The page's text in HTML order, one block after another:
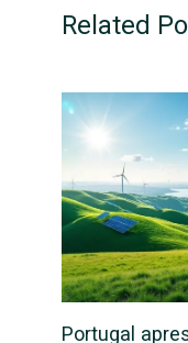
Related
Portugal